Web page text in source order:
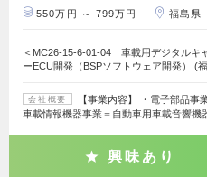
550万円 ～ 799万円 福島県
＜MC26-15-6-01-04 車載用デジタルキ
ーECU開発（BSPソフトウェア開発） (
会社概要
【事業内容】 ・電子部品事
車載情報機器事業＝自動車用車載音響機
興味あり